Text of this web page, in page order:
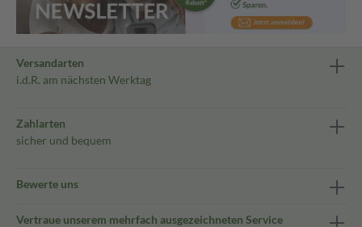
Versandarten
i.d.R. am nächsten Werktag
Zahlarten
sicher und bequem
Bewerte uns
Vertraue unserem mehrfach ausgezeichneten Service